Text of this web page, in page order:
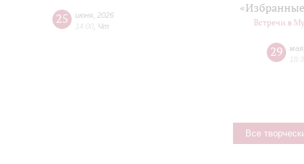
25 июня 2026
14:00 Чт Встречи в
29 мая,
Все